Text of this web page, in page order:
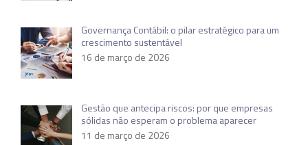
Governança Contábil: o pilar estratégico para um
crescimento sustentável
16 de março de 2026
Gestão que antecipa riscos: por que empresas
sólidas não esperam o problema aparecer
11 de março de 2026